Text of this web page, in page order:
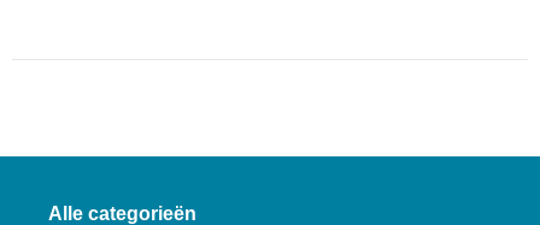
Alle categorieën